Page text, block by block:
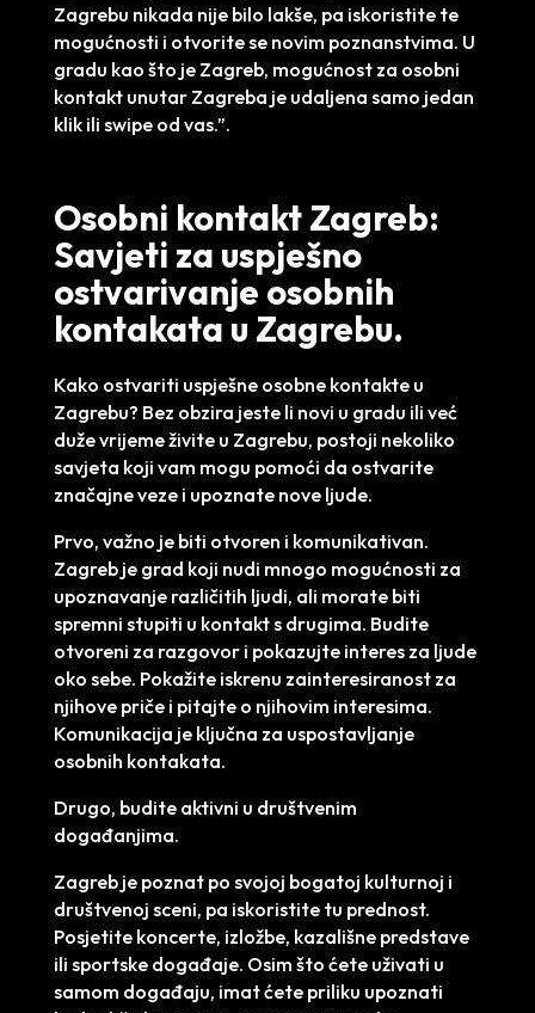
Zagrebu nikada nije bilo lakše, pa iskoristite te
mogućnosti i otvorite se novim poznanstvima. U
gradu kao što je Zagreb, mogućnost za osobni
kontakt unutar Zagreba je udaljena samo jedan
klik ili swipe od vas.”.
Osobni kontakt Zagreb:
Savjeti za uspješno
ostvarivanje osobnih
kontakata u Zagrebu.
Kako ostvariti uspješne osobne kontakte u
Zagrebu? Bez obzira jeste li novi u gradu ili već
duže vrijeme živite u Zagrebu, postoji nekoliko
savjeta koji vam mogu pomoći da ostvarite
značajne veze i upoznate nove ljude.
Prvo, važno je biti otvoren i komunikativan.
Zagreb je grad koji nudi mnogo mogućnosti za
upoznavanje različitih ljudi, ali morate biti
spremni stupiti u kontakt s drugima. Budite
otvoreni za razgovor i pokazujte interes za ljude
oko sebe. Pokažite iskrenu zainteresiranost za
njihove priče i pitajte o njihovim interesima.
Komunikacija je ključna za uspostavljanje
osobnih kontakata.
Drugo, budite aktivni u društvenim
događanjima.
Zagreb je poznat po svojoj bogatoj kulturnoj i
društvenoj sceni, pa iskoristite tu prednost.
Posjetite koncerte, izložbe, kazališne predstave
ili sportske događaje. Osim što ćete uživati u
samom događaju, imat ćete priliku upoznati